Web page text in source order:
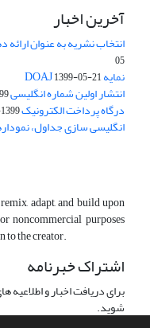
آخرین اخبار
انتخاب نشریه به عنوان ارائه
05
نمایه DOAJ1399-05-21
انتشار اولین شماره انگلیسی15
درگاه پرداخت الکترونیک1399-05-05
انگلیسی سازی جداول،
adapt, and build upon
noncommercial purposes
to the creator.
اشتراک خبرنامه
برای دریافت اخبار و
شوید.